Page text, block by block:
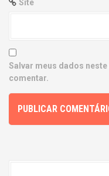
Site
Salvar meus dados
comentar.